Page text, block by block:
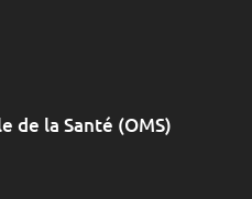
de la Santé (OMS)